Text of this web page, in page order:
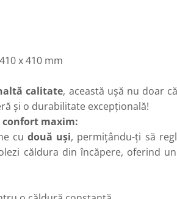
x 410 mm
calitate, această ușă nu doar
și o durabilitate excepțională!
confort maxim:
cu două uși, permițându-ți să
căldura din încăpere, oferind